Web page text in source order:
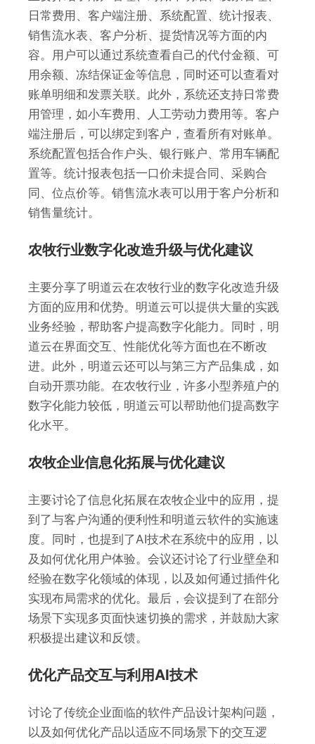
日常费用、客户端注册、系统配置、统计报表、
销售流水表、客户分析、提货情况等方面的内
容。用户可以通过系统查看自己的代付金额、可
用余额、冻结保证金等信息，同时还可以查看对
账单明细和发票关联。此外，系统还支持日常费
用管理，如小车费用、人工劳动力费用等。客户
端注册后，可以绑定到客户，查看所有对账单。
系统配置包括合作户头、银行账户、常用车辆配
置等。统计报表包括一口价未提合同、采购合
同、位点价等。销售流水表可以用于客户分析和
销售量统计。
农牧行业数字化改造升级与优化建议
主要分享了明道云在农牧行业的数字化改造升级
方面的应用和优势。明道云可以提供大量的实践
业务经验，帮助客户提高数字化能力。同时，明
道云在界面交互、性能优化等方面也在不断改
进。此外，明道云还可以与第三方产品集成，如
自动开票功能。在农牧行业，许多小型养殖户的
数字化能力较低，明道云可以帮助他们提高数字
化水平。
农牧企业信息化拓展与优化建议
主要讨论了信息化拓展在农牧企业中的应用，提
到了与客户沟通的便利性和明道云软件的实施速
度。同时，也提到了AI技术在系统中的应用，以
及如何优化用户体验。会议还讨论了行业壁垒和
经验在数字化领域的体现，以及如何通过插件化
实现布局需求的优化。最后，会议提到了在部分
场景下实现多页面快速切换的需求，并鼓励大家
积极提出建议和反馈。
优化产品交互与利用AI技术
讨论了传统企业面临的软件产品设计架构问题，
以及如何优化产品以适应不同场景下的交互逻